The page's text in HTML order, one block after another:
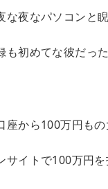
夜なパソコンと
初めてな彼だっ
座から100万円も
サイトで100万円